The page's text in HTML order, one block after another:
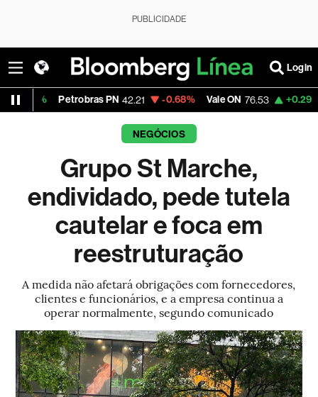
PUBLICIDADE
Login
Petrobras PN 42.21 -0.68% Vale ON 76.53 +0.29% Itaú
NEGÓCIOS
Grupo St Marche,
endividado, pede tutela
cautelar e foca em
reestruturação
A medida não afetará obrigações com fornecedores,
clientes e funcionários, e a empresa continua a
operar normalmente, segundo comunicado